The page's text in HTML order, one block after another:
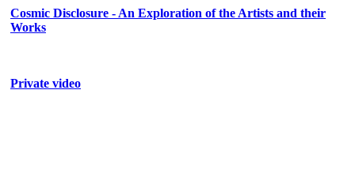
Cosmic Disclosure - An Exploration of the Artists and their
Works
Private video